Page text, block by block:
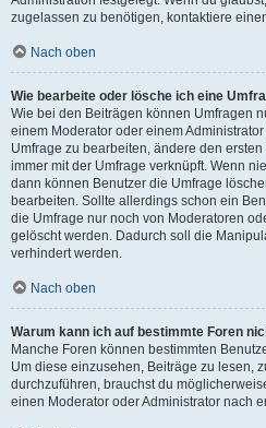
zugelassen zu benötigen, kontaktiere
Nach oben
Wie bearbeite oder lösche ich eine
Wie bei den Beiträgen können Umfragen
einem Moderator oder einem
Umfrage zu bearbeiten, ändere den
immer mit der Umfrage verknüpft. Wenn
dann können Benutzer die Umfrage
bearbeiten. Sollte allerdings schon ein
die Umfrage nur noch von Moderatoren
gelöscht werden. Dadurch soll die
verhindert werden.
Nach oben
Warum kann ich auf bestimmte Foren
Manche Foren können bestimmten
Um diese einzusehen, Beiträge zu lesen,
durchzuführen, brauchst du
einen Moderator oder Administrator nach